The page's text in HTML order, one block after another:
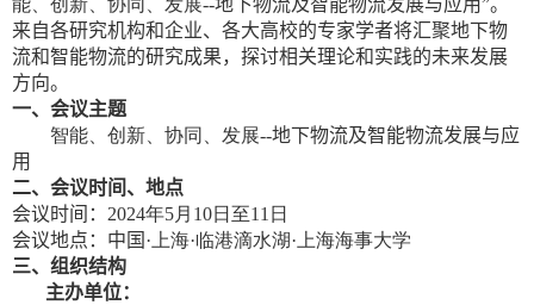
来自各研究机构和企业、各大高校的专家学者将汇聚地下物
流和智能物流的研究成果，探讨相关理论和实践的未来发展
方向。
一、会议主题
智能、创新、协同、发展--地下物流及智能物流发展与应
用
二、 会议时间、地点
会议时间 ： 2024年5月 10日至11 日
会议地点 ： 中国 · 上海·临港滴水湖· 上海海事大学
三、 组织结构
主办单位：